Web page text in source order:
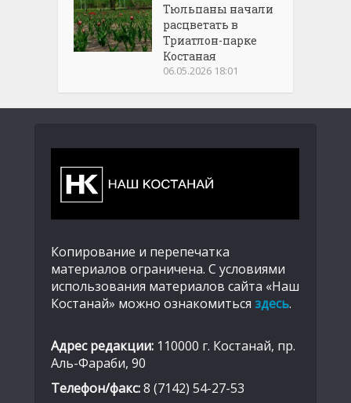
Тюльпаны начали
расцветать в
Триатлон-парке
Костаная
06.05.2026 18:01
Копирование и перепечатка
материалов ограничена. С условиями
использования материалов сайта «Наш
Костанай» можно ознакомиться здесь.
Адрес редакции: 110000 г. Костанай, пр.
Аль-Фараби, 90
Телефон/факс:8 (7142) 54-27-53